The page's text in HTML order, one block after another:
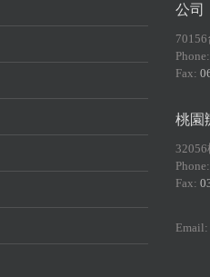
公司
Fax:
桃園
Fax: